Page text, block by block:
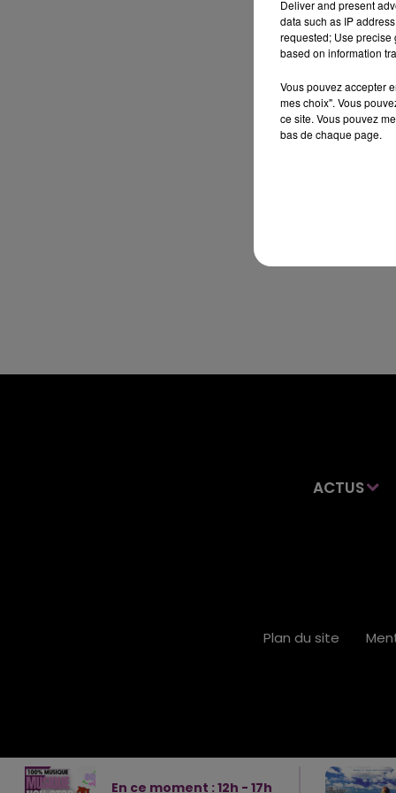
ACTUS
En ce moment :12h - 17h
Plan du site
Deliver and present
data such as IP
requested; Use precise
based on information
Vous pouvez accepter
mes choix". Vous
ce site. Vous pouvez
bas de chaque page.